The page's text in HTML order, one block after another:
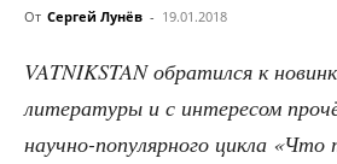
От Сергей Лунёв - 19.01.2018
VATNIKSTAN обра­тил­ся к
лите­ра­ту­ры и с инте­ре­сом
науч­но-попу­ляр­но­го цик­ла «Что